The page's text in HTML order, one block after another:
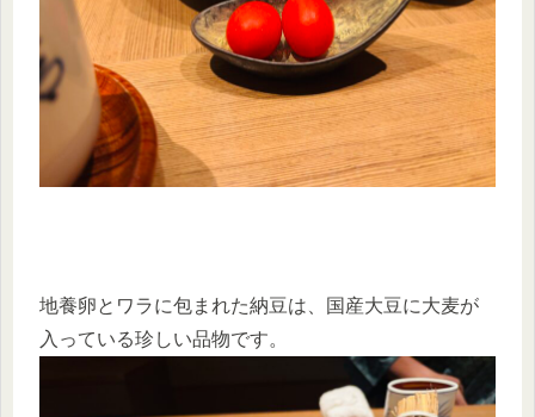
地養卵とワラに包まれた納豆は、国産大豆に大麦が
入っている珍しい品物です。